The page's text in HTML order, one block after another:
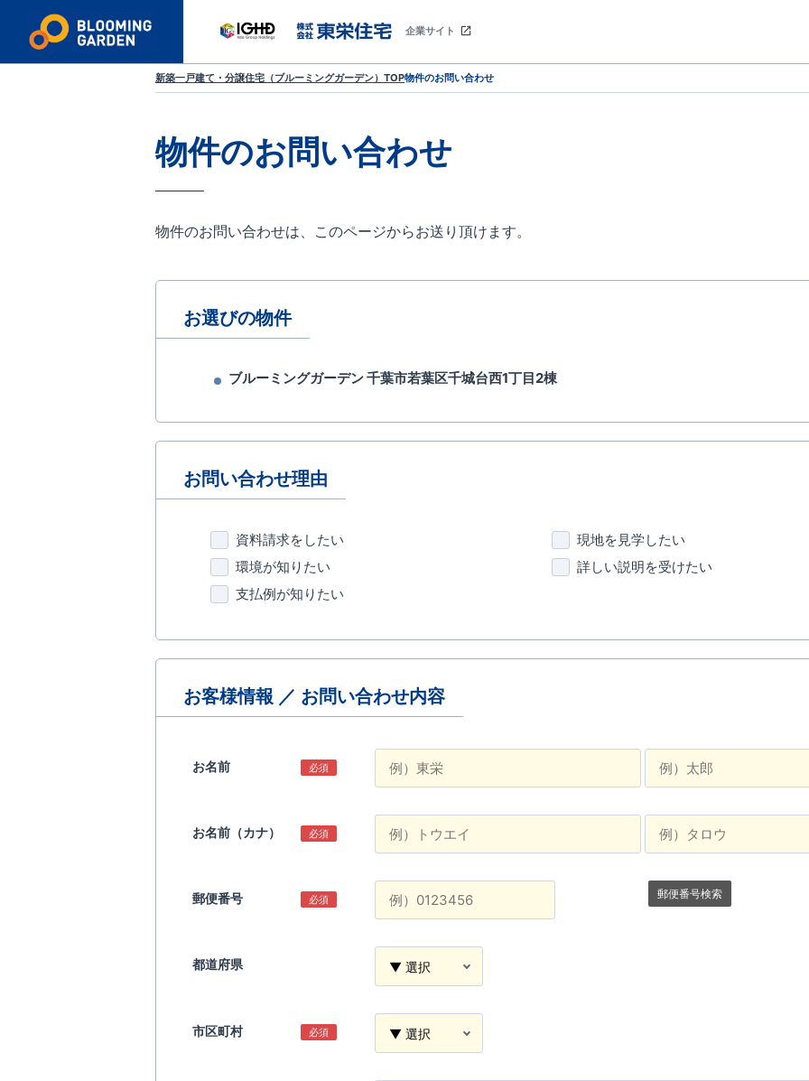
企業サイト
新築一戸建て・分譲住宅（ブルーミングガーデン）TOP物件のお問い合わせ
物件のお問い合わせ
物件のお問い合わせは、このページからお送り頂けます。
お選びの物件
ブルーミングガーデン 千葉市若葉区千城台西1丁目2棟
お問い合わせ理由
資料請求をしたい
現地を見学したい
環境が知りたい
詳しい説明を受けたい
支払例が知りたい
お客様情報 ／ お問い合わせ内容
お名前 必須
お名前（カナ） 必須
郵便番号 必須 郵便番号検索
都道府県
市区町村 必須